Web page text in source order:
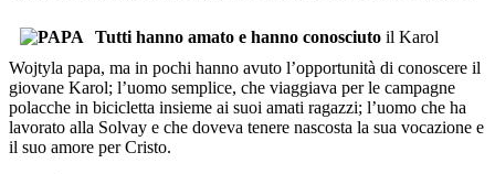
Tutti hanno amato e hanno conosciuto il Karol
Wojtyla papa, ma in pochi hanno avuto l’opportunità di conoscere il
giovane Karol; l’uomo semplice, che viaggiava per le campagne
polacche in bicicletta insieme ai suoi amati ragazzi; l’uomo che ha
lavorato alla Solvay e che doveva tenere nascosta la sua vocazione e
il suo amore per Cristo.